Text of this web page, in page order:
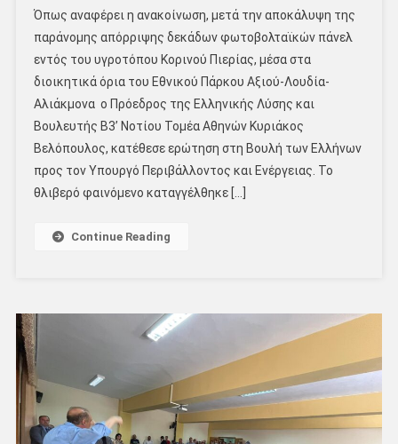
Όπως αναφέρει η ανακοίνωση, μετά την αποκάλυψη της
παράνομης απόρριψης δεκάδων φωτοβολταϊκών πάνελ
εντός του υγροτόπου Κορινού Πιερίας, μέσα στα
διοικητικά όρια του Εθνικού Πάρκου Αξιού-Λουδία-
Αλιάκμονα ο Πρόεδρος της Ελληνικής Λύσης και
Βουλευτής Β3’ Νοτίου Τομέα Αθηνών Κυριάκος
Βελόπουλος, κατέθεσε ερώτηση στη Βουλή των Ελλήνων
προς τον Υπουργό Περιβάλλοντος και Ενέργειας. Το
θλιβερό φαινόμενο καταγγέλθηκε […]
Continue Reading